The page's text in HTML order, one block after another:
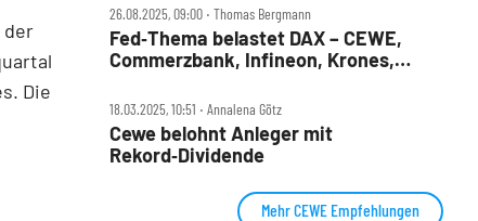
der
Die
26.08.2025, 09:00 ‧ Thomas Bergmann
Fed‑Thema belastet DAX – CEWE,
Commerzbank, Infineon, Krones,
18.03.2025, 10:51 ‧ Annalena Götz
Cewe belohnt Anleger mit
Rekord‑Dividende
Mehr CEWE Empfehlungen